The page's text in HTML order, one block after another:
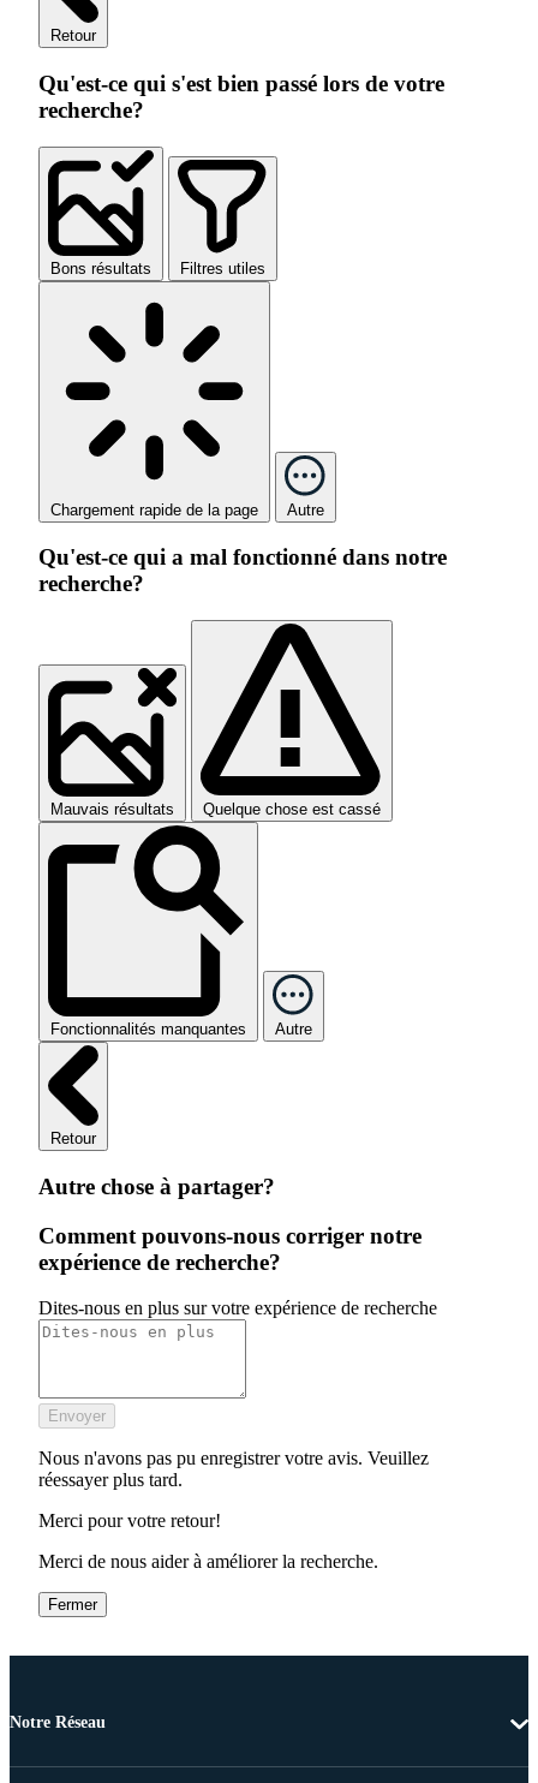
Retour
Qu'est-ce qui s'est bien passé lors de votre
recherche?
Bons résultats Filtres utiles
Chargement rapide de la page Autre
Qu'est-ce qui a mal fonctionné dans notre
recherche?
Mauvais résultats Quelque chose est cassé
Fonctionnalités manquantes Autre
Retour
Autre chose à partager?
Comment pouvons-nous corriger notre
expérience de recherche?
Dites-nous en plus sur votre expérience de recherche
Envoyer
Nous n'avons pas pu enregistrer votre avis. Veuillez
réessayer plus tard.
Merci pour votre retour!
Merci de nous aider à améliorer la recherche.
Fermer
Notre Réseau